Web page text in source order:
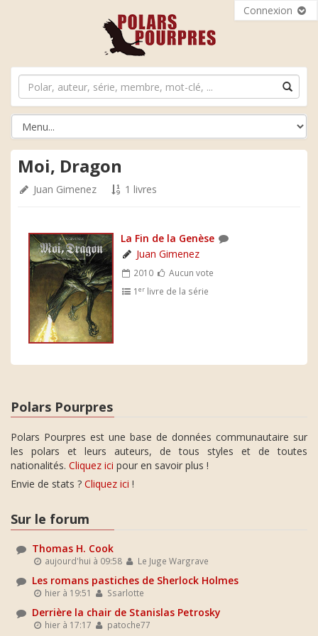
Connexion
Moi, Dragon
Juan Gimenez 1 livres
La Fin de la Genèse
Juan Gimenez
2010
Aucun vote
1er livre de la série
Polars Pourpres
Polars Pourpres est une base de données communautaire sur
les polars et leurs auteurs, de tous styles et de toutes
nationalités. Cliquez ici pour en savoir plus !
Envie de stats ? Cliquez ici !
Sur le forum
Thomas H. Cook
aujourd'hui à 09:58 Le Juge Wargrave
Les romans pastiches de Sherlock Holmes
hier à 19:51 Ssarlotte
Derrière la chair de Stanislas Petrosky
hier à 17:17 patoche77